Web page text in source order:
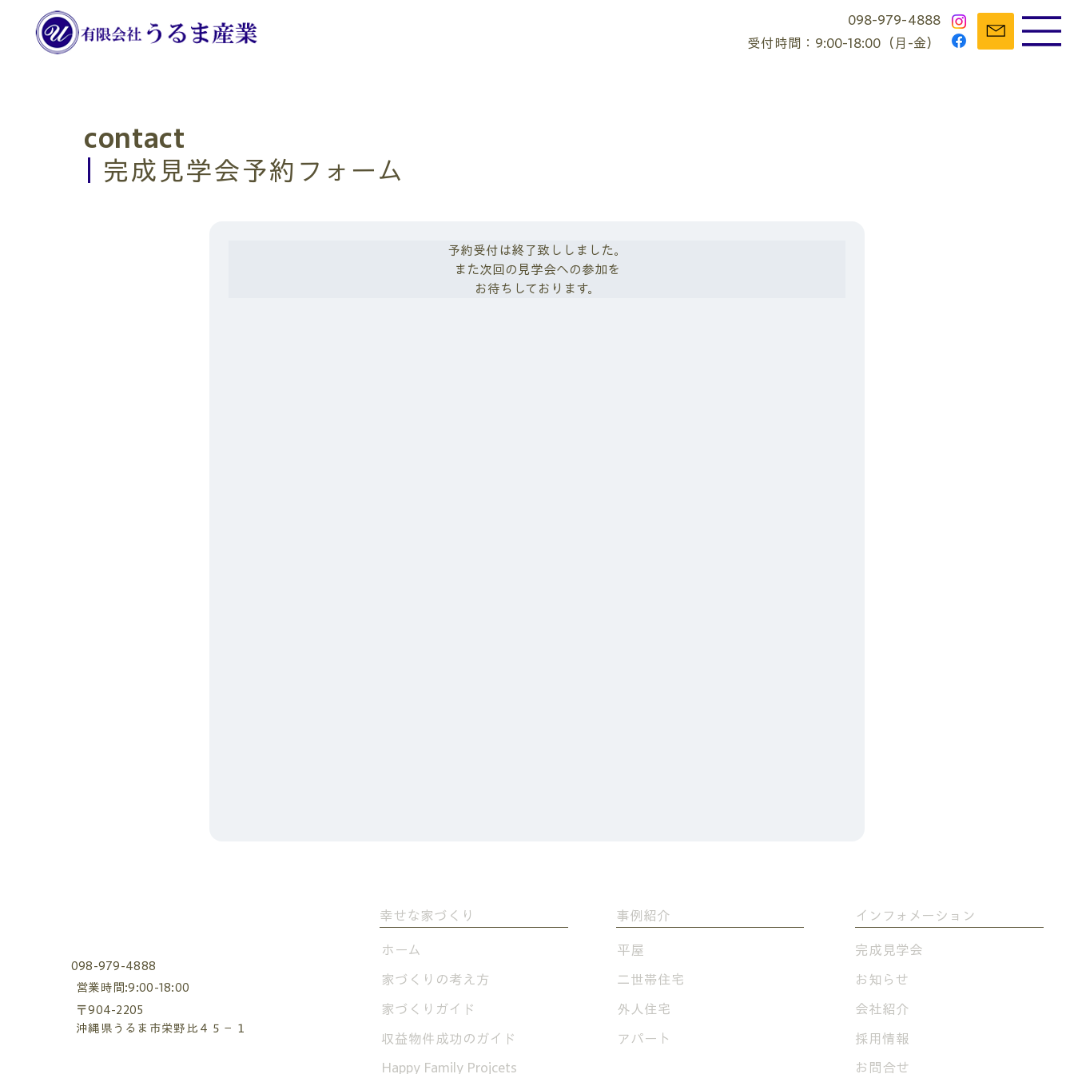
098-979-4888
受付時間：9:00-18:00（月-金）
contact
​完成見学会予約フォーム
予約受付は終了致ししました。
また次回の見学会への参加を
お待ちしております。
098-979-4888
営業時間:9:00-18:00
〒904-2205
沖縄県うるま市栄野比４５−１
幸せな家づくり
​ホーム
家づくりの考え方
家づくりガイド
​収益物件成功のガイド
​Happy Family Projcets
事例紹介
平屋
二世帯住宅
外人住宅
アパート
​インフォメーション
完成見学会
​お知らせ
会社紹介
採用情報
お問合せ